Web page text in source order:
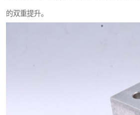
的双重提升。